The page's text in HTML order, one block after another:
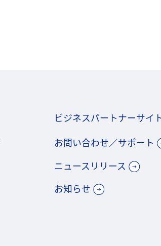
ビジネスパートナーサイ
お問い合わせ／サポート
ニュースリリース
お知らせ